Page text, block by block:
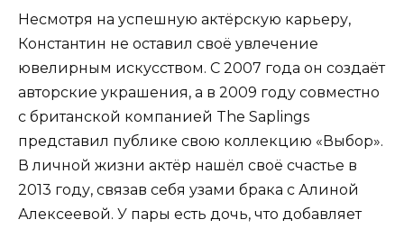
Несмотря на успешную актёрскую карьеру,
Константин не оставил своё увлечение
ювелирным искусством. С 2007 года он создаёт
авторские украшения, а в 2009 году совместно
с британской компанией The Saplings
представил публике свою коллекцию «Выбор».
В личной жизни актёр нашёл своё счастье в
2013 году, связав себя узами брака с Алиной
Алексеевой. У пары есть дочь, что добавляет